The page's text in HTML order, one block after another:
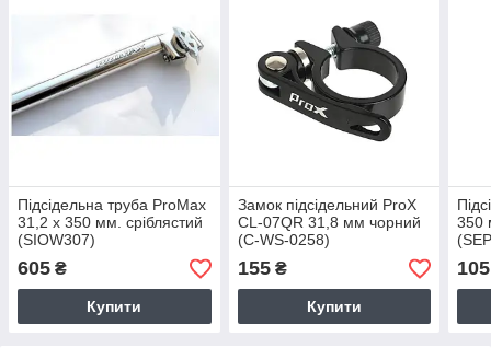
Підсідельна труба ProMax
31,2 x 350 мм. сріблястий
(SIOW307)
605 ₴
Купити
Замок підсідельний ProX
CL-07QR 31,8 мм чорний
(C-WS-0258)
155₴
Купити
350
105